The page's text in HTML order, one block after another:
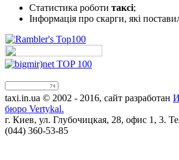
Статистика роботи таксі;
Інформація про скарги, які
taxi.in.ua © 2002 - 2016, сайт разработан
бюро Vertykal.
г. Киев, ул. Глубочицкая, 28, офис 1, 3.
(044) 360-53-85